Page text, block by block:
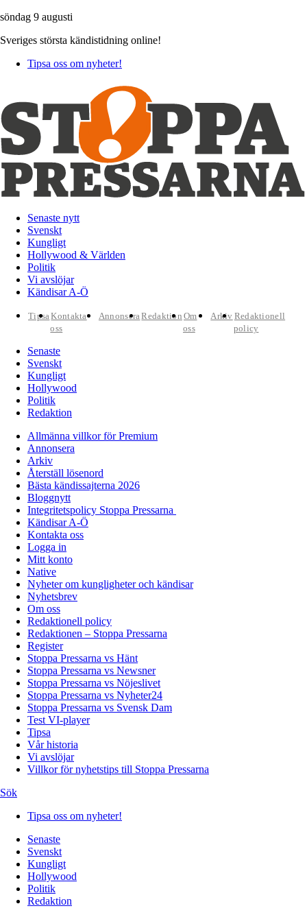
söndag 9 augusti
Sveriges största kändistidning online!
Tipsa oss om nyheter!
Senaste nytt
Svenskt
Kungligt
Hollywood & Världen
Politik
Vi avslöjar
Kändisar A-Ö
TipsaKontakta
oss
AnnonseraRedaktion Om
oss
Arkiv Redaktionell
policy
Senaste
Svenskt
Kungligt
Hollywood
Politik
Redaktion
Allmänna villkor för Premium
Annonsera
Arkiv
Återställ lösenord
Bästa kändissajterna 2026
Bloggnytt
Integritetspolicy Stoppa Pressarna
Kändisar A-Ö
Kontakta oss
Logga in
Mitt konto
Native
Nyheter om kungligheter och kändisar
Nyhetsbrev
Om oss
Redaktionell policy
Redaktionen – Stoppa Pressarna
Register
Stoppa Pressarna vs Hänt
Stoppa Pressarna vs Newsner
Stoppa Pressarna vs Nöjeslivet
Stoppa Pressarna vs Nyheter24
Stoppa Pressarna vs Svensk Dam
Test VI-player
Tipsa
Vår historia
Vi avslöjar
Villkor för nyhetstips till Stoppa Pressarna
Sök
Tipsa oss om nyheter!
Senaste
Svenskt
Kungligt
Hollywood
Politik
Redaktion